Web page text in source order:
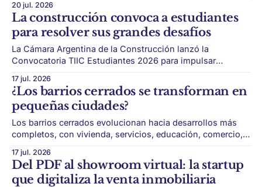
inmobiliario premium de Buenos Aires atraviesa una
transformación silenciosa. Durante décadas, Recoleta fue
sinónimo de lujo porteño. Pero hoy el mapa es más
diverso: Palermo,
20 jul. 2026
La construcción convoca a estudiantes
para resolver sus grandes desafíos
La Cámara Argentina de la Construcción lanzó la
Convocatoria TIIC Estudiantes 2026 para impulsar
sostenibilidad, seguridad y transformación digital. La
industria de la construcción busca nuevas respuestas y
esta vez mira hacia las aulas. A través de TIIC, su espacio
de innovación, la Cámara Argentina
17 jul. 2026
¿Los barrios cerrados se transforman en
pequeñas ciudades?
Los barrios cerrados evolucionan hacia desarrollos más
completos, con vivienda, servicios, educación, comercio,
cerrados ya no son solo lugares para vivir lejos de la
ciudad. El modelo suburbano evolucionó hacia desarrollos
cada vez más completos, capaces de concentrar vivienda,
17 jul. 2026
Del PDF al showroom virtual: la startup
que digitaliza la venta inmobiliaria